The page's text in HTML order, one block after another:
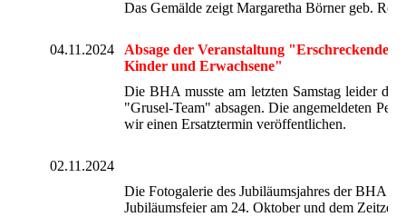
Das Gemälde zeigt Margaretha Börner geb.
04.11.2024
Absage der Veranstaltung "Erschreckende
Kinder und Erwachsene"
Die BHA musste am letzten Samstag leider
"Grusel-Team" absagen. Die angemeldeten
wir einen Ersatztermin veröffentlichen.
02.11.2024
Die Fotogalerie des Jubiläumsjahres der BHA
Jubiläumsfeier am 24. Oktober und dem